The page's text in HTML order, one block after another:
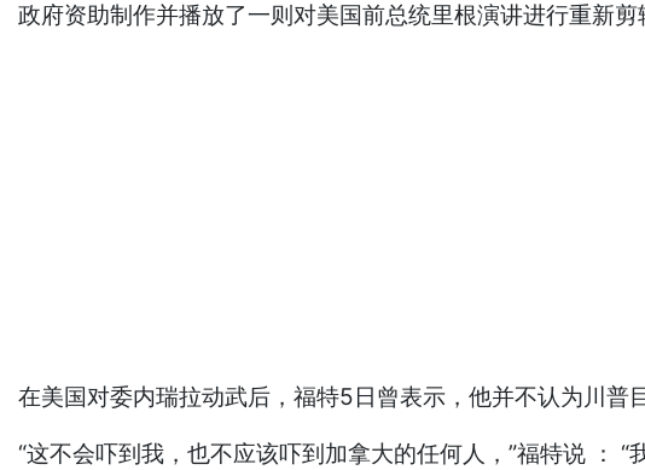
政府资助制作并播放了一则对美国前总统里根演讲进行重新
在美国对委内瑞拉动武后，福特5日曾表示，他并不认为川普
“这不会吓到我，也不应该吓到加拿大的任何人，”福特说 ：